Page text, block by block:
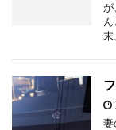
が
末
妻